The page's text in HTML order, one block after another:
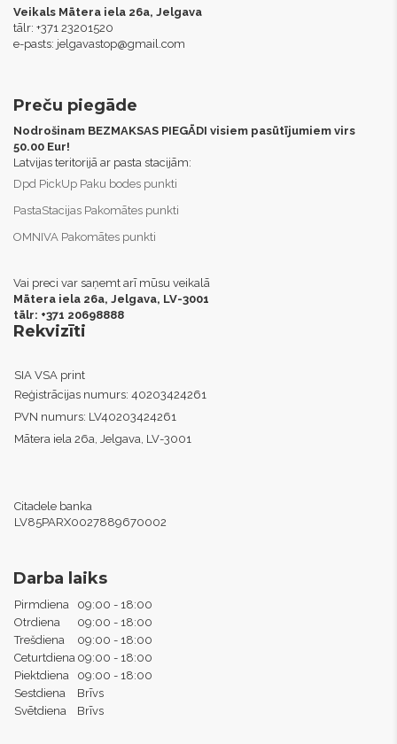
Veikals Mātera iela 26a, Jelgava
tālr: +371 23201520
e-pasts: jelgavastop@gmail.com
Preču piegāde
Nodrošinam BEZMAKSAS PIEGĀDI visiem pasūtījumiem virs
50.00 Eur!
Latvijas teritorijā ar pasta stacijām:
Dpd PickUp Paku bodes punkti
PastaStacijas Pakomātes punkti
OMNIVA Pakomātes punkti
Vai preci var saņemt arī mūsu veikalā
Mātera iela 26a, Jelgava, LV-3001
tālr: +371 20698888
Rekvizīti
SIA VSA print
Reģistrācijas numurs: 40203424261
PVN numurs: LV40203424261
Mātera iela 26a, Jelgava, LV-3001
Citadele banka
LV85PARX0027889670002
Darba laiks
Pirmdiena
09:00 - 18:00
Otrdiena
09:00 - 18:00
Trešdiena
09:00 - 18:00
Ceturtdiena 09:00 - 18:00
Piektdiena
09:00 - 18:00
Sestdiena
Brīvs
Svētdiena
Brīvs